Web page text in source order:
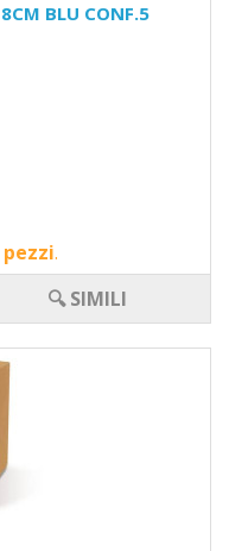
BLU CONF.5
pezzi.
🔍 SIMILI